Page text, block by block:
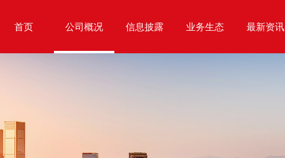
首页 公司概况 信息披露 业务生态 最新资讯